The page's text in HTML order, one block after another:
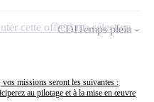
missions seront les suivantes :
au pilotage et à la mise en œuvre
CDITemps plein
cette offre à ma sélection